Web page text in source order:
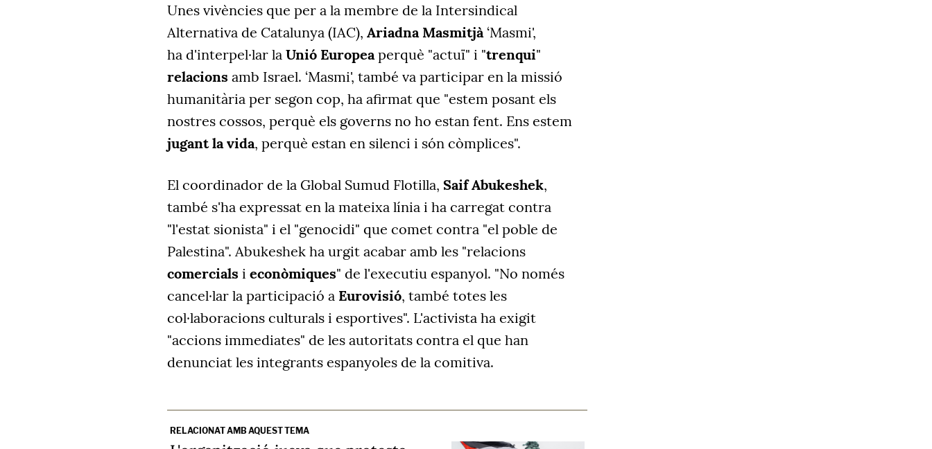
Unes vivències que per a la membre de la Intersindical
Alternativa de Catalunya (IAC), Ariadna Masmitjà‘Masmi',
ha d'interpel·lar la Unió Europeaperquè "actuï" i "trenqui"
relacions amb Israel. ‘Masmi', també va participar en la missió
humanitària per segon cop, ha afirmat que "estem posant els
nostres cossos, perquè els governs no ho estan fent. Ens estem
jugant la vida, perquè estan en silenci i són còmplices".
El coordinador de la Global Sumud Flotilla, Saif Abukeshek,
també s'ha expressat en la mateixa línia i ha carregat contra
"l'estat sionista" i el "genocidi" que comet contra "el poble de
Palestina". Abukeshek ha urgit acabar amb les "relacions
comercials i econòmiques" de l'executiu espanyol. "No només
cancel·lar la participació a Eurovisió, també totes les
col·laboracions culturals i esportives". L'activista ha exigit
"accions immediates" de les autoritats contra el que han
denunciat les integrants espanyoles de la comitiva.
RELACIONAT AMB AQUEST TEMA